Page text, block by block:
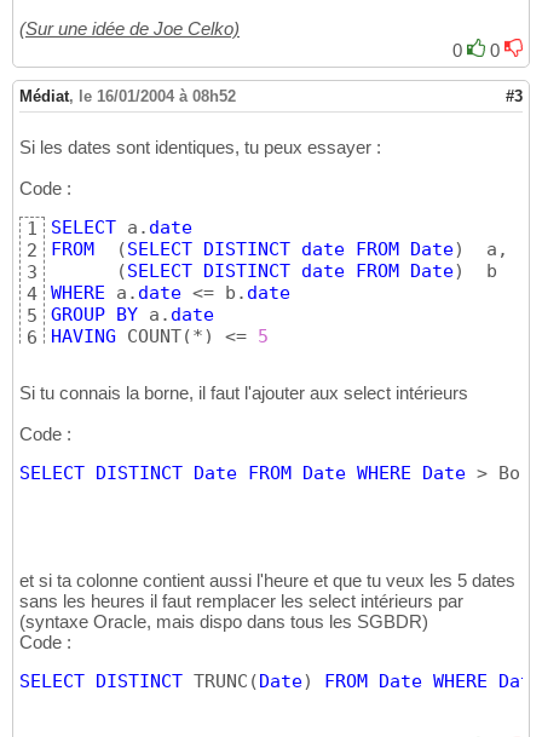
(Sur une idée de Joe Celko)
0
0
Médiat, le 16/01/2004 à 08h52 #3
Si les dates sont identiques, tu peux essayer :
Code :
1
2
3
4
5
6
SELECT a. date
FROM
(SELECT DISTINCT date FROM Date)
  a,
(SELECT DISTINCT date FROM Date)
WHERE a. date <= b. date
GROUP
BY a. date
HAVING COUNT(*) <= 5
Si tu connais la borne, il faut l'ajouter aux select intérieurs
Code :
SELECT DISTINCT Date FROM Date WHERE Date >
et si ta colonne contient aussi l'heure et que tu veux les 5 dates
sans les heures il faut remplacer les select intérieurs par
(syntaxe Oracle, mais dispo dans tous les SGBDR)
Code :
SELECT DISTINCT TRUNC ( Date) FROM Date WHERE Date